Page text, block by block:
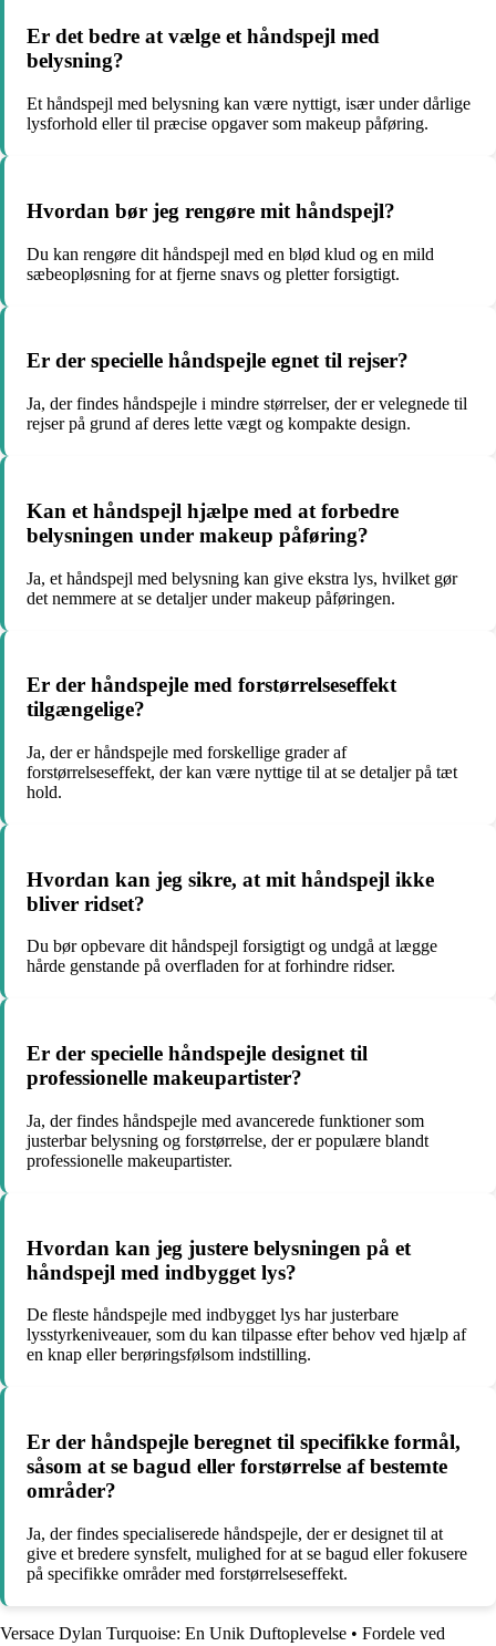
Er det bedre at vælge et håndspejl med
belysning?
Et håndspejl med belysning kan være nyttigt, især under dårlige
lysforhold eller til præcise opgaver som makeup påføring.
Hvordan bør jeg rengøre mit håndspejl?
Du kan rengøre dit håndspejl med en blød klud og en mild
sæbeopløsning for at fjerne snavs og pletter forsigtigt.
Er der specielle håndspejle egnet til rejser?
Ja, der findes håndspejle i mindre størrelser, der er velegnede til
rejser på grund af deres lette vægt og kompakte design.
Kan et håndspejl hjælpe med at forbedre
belysningen under makeup påføring?
Ja, et håndspejl med belysning kan give ekstra lys, hvilket gør
det nemmere at se detaljer under makeup påføringen.
Er der håndspejle med forstørrelseseffekt
tilgængelige?
Ja, der er håndspejle med forskellige grader af
forstørrelseseffekt, der kan være nyttige til at se detaljer på tæt
hold.
Hvordan kan jeg sikre, at mit håndspejl ikke
bliver ridset?
Du bør opbevare dit håndspejl forsigtigt og undgå at lægge
hårde genstande på overfladen for at forhindre ridser.
Er der specielle håndspejle designet til
professionelle makeupartister?
Ja, der findes håndspejle med avancerede funktioner som
justerbar belysning og forstørrelse, der er populære blandt
professionelle makeupartister.
Hvordan kan jeg justere belysningen på et
håndspejl med indbygget lys?
De fleste håndspejle med indbygget lys har justerbare
lysstyrkeniveauer, som du kan tilpasse efter behov ved hjælp af
en knap eller berøringsfølsom indstilling.
Er der håndspejle beregnet til specifikke formål,
såsom at se bagud eller forstørrelse af bestemte
områder?
Ja, der findes specialiserede håndspejle, der er designet til at
give et bredere synsfelt, mulighed for at se bagud eller fokusere
på specifikke områder med forstørrelseseffekt.
Versace Dylan Turquoise: En Unik Duftoplevelse • Fordele ved